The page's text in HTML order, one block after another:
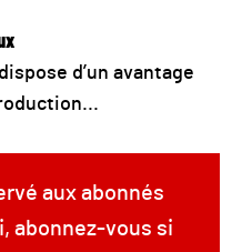
d’un avantage
aux abonnés
abonnez-vous si